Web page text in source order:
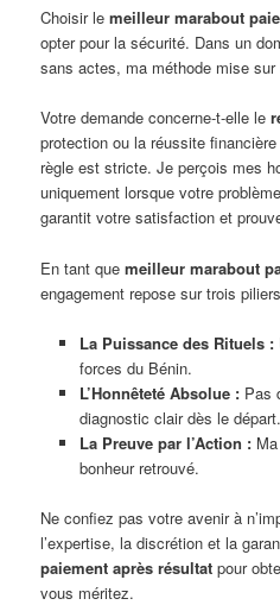
Choisir lemeilleur marabout
opter pour la sécurité. Dans un
sans actes, ma méthode mise sur
Votre demande concerne-t-elle le
protection ou la réussite
règle est stricte. Je perçois mes
uniquement lorsque votre
garantit votre satisfaction et
En tant quemeilleur marabout
engagement repose sur trois
La Puissance des Rituels :
forces du Bénin.
L’Honnêteté Absolue :Pas
diagnostic clair dès le départ.
La Preuve par l’Action :Ma
bonheur retrouvé.
Ne confiez pas votre avenir à
l’expertise, la discrétion et la
paiement après résultat pour
vous méritez.